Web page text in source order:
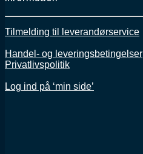
Tilmelding til leverandørservice
Handel- og leveringsbetingelser
Privatlivspolitik
Log ind på ‘min side’